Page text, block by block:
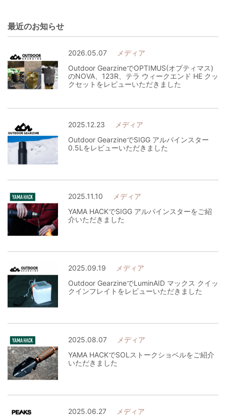
最近のお知らせ
2026.05.07
メディア
Outdoor GearzineでOPTIMUS(オプティマス)
のNOVA、123R、テラ ウィークエンド HE クッ
クセットをレビューいただきました
2025.12.23
メディア
Outdoor GearzineでSIGG アルパインスター
0.5Lをレビューいただきました
2025.11.10
メディア
YAMA HACKでSIGG アルパインスターをご紹
介いただきました
2025.09.19
メディア
Outdoor GearzineでLuminAID マックス クイッ
クインフレイトをレビューいただきました
2025.08.07
メディア
YAMA HACKでSOLストークショベルをご紹介
いただきました
2025.06.27
メディア